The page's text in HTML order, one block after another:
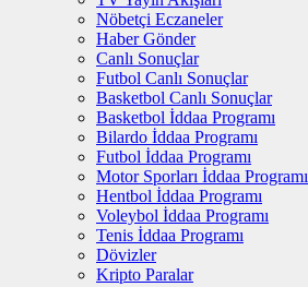
Nöbetçi Eczaneler
Haber Gönder
Canlı Sonuçlar
Futbol Canlı Sonuçlar
Basketbol Canlı Sonuçlar
Basketbol İddaa Programı
Bilardo İddaa Programı
Futbol İddaa Programı
Motor Sporları İddaa Programı
Hentbol İddaa Programı
Voleybol İddaa Programı
Tenis İddaa Programı
Dövizler
Kripto Paralar